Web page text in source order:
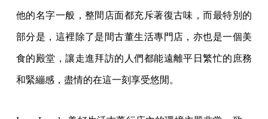
他的名字一般，整間店面都充斥著復古味，而最特別的
部分是，這裡除了是間古董生活專門店，亦也是一個美
食的殿堂，讓走進拜訪的人們都能遠離平日繁忙的庶務
和緊繃感，盡情的在這一刻享受悠閒。